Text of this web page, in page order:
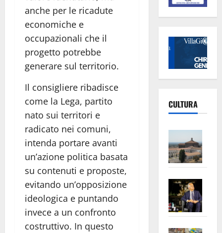
anche per le ricadute
economiche e
occupazionali che il
progetto potrebbe
generare sul territorio.
Il consigliere ribadisce
come la Lega, partito
nato sui territori e
radicato nei comuni,
intenda portare avanti
un’azione politica basata
su contenuti e proposte,
evitando un’opposizione
ideologica e puntando
invece a un confronto
costruttivo. In questo
CULTURA
apre